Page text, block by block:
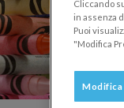
Cliccando
in assenza
Puoi
"Modifica